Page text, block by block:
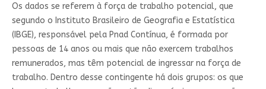
Os dados se referem à força de trabalho potencial, que
segundo o Instituto Brasileiro de Geografia e Estatística
(IBGE), responsável pela Pnad Contínua, é formada por
pessoas de 14 anos ou mais que não exercem trabalhos
remunerados, mas têm potencial de ingressar na força de
trabalho. Dentro desse contingente há dois grupos: os que